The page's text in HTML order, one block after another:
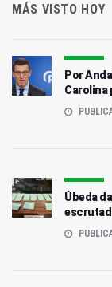
MÁS VISTO HOY
Por
Carolina
Úbeda